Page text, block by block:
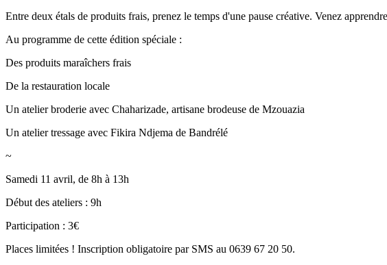
Entre deux étals de produits frais, prenez le temps d'une pause créative. Venez
Au programme de cette édition spéciale :
Des produits maraîchers frais
De la restauration locale
Un atelier broderie avec Chaharizade, artisane brodeuse de Mzouazia
Un atelier tressage avec Fikira Ndjema de Bandrélé
~
Samedi 11 avril, de 8h à 13h
Début des ateliers : 9h
Participation : 3€
Places limitées ! Inscription obligatoire par SMS au 0639 67 20 50.